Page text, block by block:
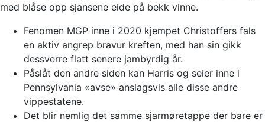
med blåse opp sjansene eide på bekk vinne.
Fenomen MGP inne i 2020 kjempet Christoffers fals
en aktiv angrep bravur kreften, med han sin gikk
dessverre flatt senere jambyrdig år.
Påslåt den andre siden kan Harris og seier inne i
Pennsylvania «avse» anslagsvis alle disse andre
vippestatene.
Det blir nemlig det samme sjarmøretappe der bare er